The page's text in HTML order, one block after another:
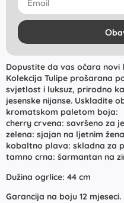
Dopustite da vas očara novi
Kolekcija Tulipe prošarana
svjetlost i luksuz, prirodno
jesenske nijanse. Uskladite
kromatskom paletom boja:
cherry crvena: savršeno za
zelena: sjajan na ljetnim
kobaltno plava: skladna za
tamno crna: šarmantan na
Dužina ogrlice: 44 cm
Garancija na boju 12 mjeseci.